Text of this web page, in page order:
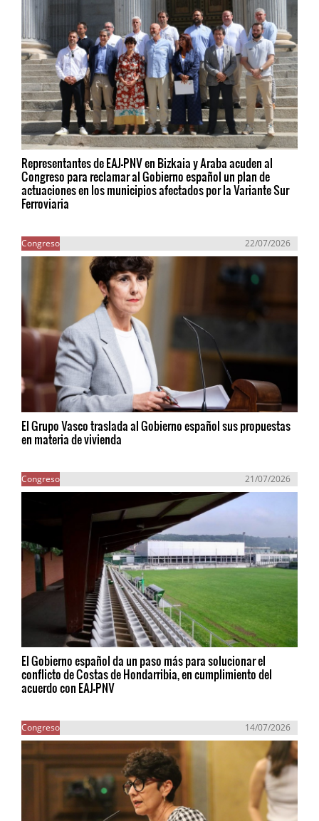
Representantes de EAJ-PNV en Bizkaia y Araba acuden al
Congreso para reclamar al Gobierno español un plan de
actuaciones en los municipios afectados por la Variante Sur
Ferroviaria
Congreso 22/07/2026
El Grupo Vasco traslada al Gobierno español sus propuestas
en materia de vivienda
Congreso 21/07/2026
El Gobierno español da un paso más para solucionar el
conflicto de Costas de Hondarribia, en cumplimiento del
acuerdo con EAJ-PNV
Congreso 14/07/2026